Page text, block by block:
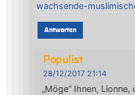
wachsende-
Antworten
Populist
28/12/2017 21:14
„Möge“ Ihnen,